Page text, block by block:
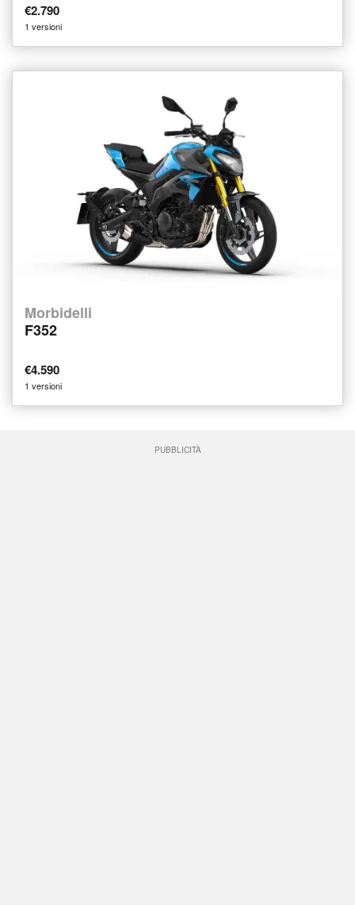
€2.790
1 versioni
Morbidelli
F352
€4.590
1 versioni
PUBBLICITÀ